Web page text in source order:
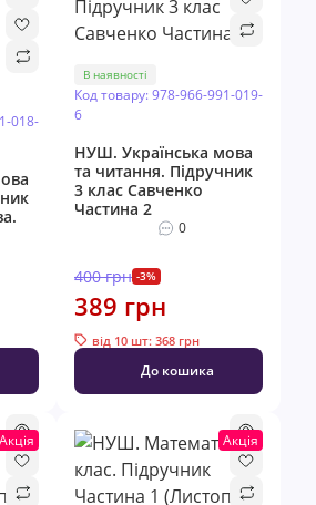
018-
В наявності
Код товару: 978-966-991-019-
6
НУШ. Українська мова
та читання. Підручник
3 клас Савченко
Частина 2
0
400 грн -3%
389 грн
від 10 шт: 368 грн
До кошика
Акція Акція